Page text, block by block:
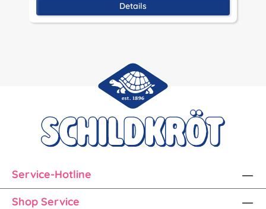
Details
Service-Hotline
Shop Service